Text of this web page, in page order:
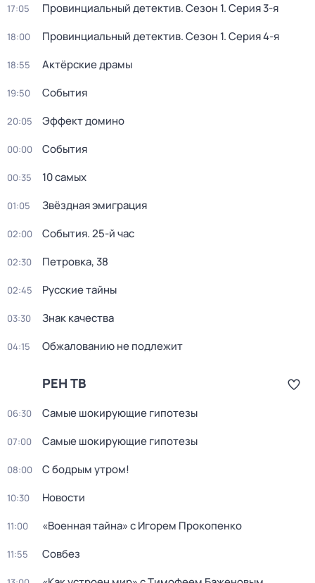
17:05 Провинциальный детектив. Сезон 1. Серия 3-я
18:00 Провинциальный детектив. Сезон 1. Серия 4-я
18:55 Актёрские драмы
19:50 События
20:05 Эффект домино
00:00 События
00:35 10 самых
01:05 Звёздная эмиграция
02:00 События. 25-й час
02:30 Петровка, 38
02:45 Русские тайны
03:30 Знак качества
04:15 Обжалованию не подлежит
РЕН ТВ
06:30 Самые шoкиpующие гипотезы
07:00 Самые шoкиpующие гипотезы
08:00 С бодрым утром!
10:30 Новости
11:00 «Военная тайна» с Игорем Прокопенко
11:55 Совбез